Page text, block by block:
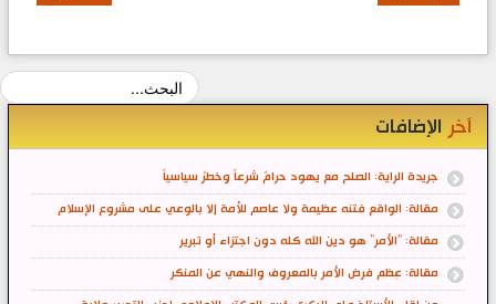
آخر الإضافات
جريدة الراية: الصلح مع يهود حرامٌ شرعاً وخطرٌ سياسياً
مقالة: الواقع فتنه عظيمة ولا عاصم للأمة إلا بالوعي على مشروع الإسلام
مقالة: "الأمر" هو دين الله كله دون اجتزاء أو تبرير
مقالة: عِظم فرض الأمر بالمعروف والنهي عن المنكر